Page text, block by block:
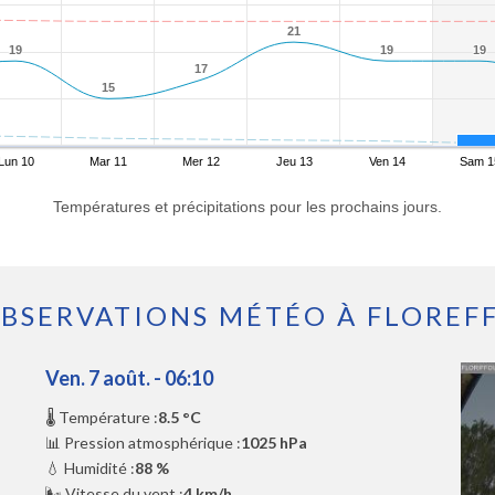
19
19
15
15
17
17
21
21
19
19 19
19
10 Mar 11 Mer 12 Jeu 13 Ven 14 Sam
Températures et précipitations pour les prochains jours.
MÉTÉO À
Ven. 7 août. - 06:10
🌡️ Température :8.5 °C
📊 Pression atmosphérique :1025 hPa
💧 Humidité :88 %